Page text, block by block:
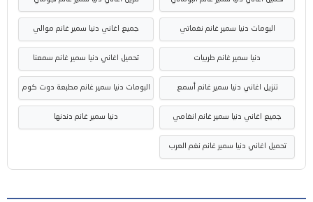
البومات دنيا سمير غانم نغماتي جميع اغاني دنيا سمير غانم موالي
دنيا سمير غانم طربيات تحميل اغاني دنيا سمير غانم سمعنا
تنزيل اغاني دنيا سمير غانم أسمع البومات دنيا سمير غانم مطبعة دوت كوم
جميع اغاني دنيا سمير غانم انغامي دنيا سمير غانم دندنها
تحميل اغاني دنيا سمير غانم نغم العرب